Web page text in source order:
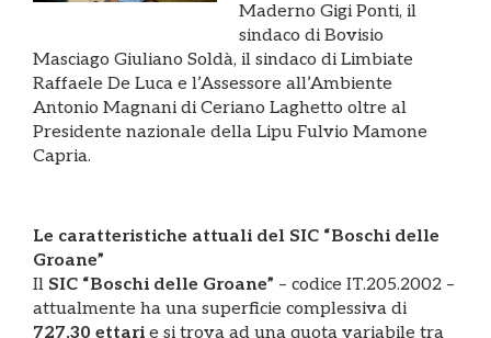
Maderno Gigi Ponti, il
sindaco di Bovisio
Masciago Giuliano Soldà, il sindaco di Limbiate
Raffaele De Luca e l’Assessore all’Ambiente
Antonio Magnani di Ceriano Laghetto oltre al
Presidente nazionale della Lipu Fulvio Mamone
Capria.
Le caratteristiche attuali del SIC “Boschi delle
Groane”
Il SIC “Boschi delle Groane” – codice IT.205.2002 –
attualmente ha una superficie complessiva di
727,30 ettari e si trova ad una quota variabile tra